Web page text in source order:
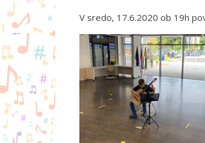
V sredo, 17.6.2020 ob 19h